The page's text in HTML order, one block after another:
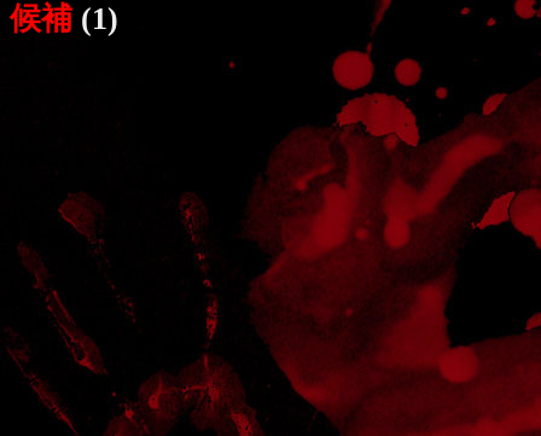
候補 (1)